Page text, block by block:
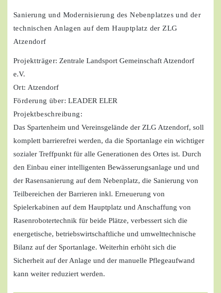
Sanierung und Modernisierung des Nebenplatzes und der
technischen Anlagen auf dem Hauptplatz der ZLG
Atzendorf
Projektträger: Zentrale Landsport Gemeinschaft Atzendorf
e.V.
Ort: Atzendorf
Förderung über: LEADER ELER
Projektbeschreibung:
Das Spartenheim und Vereinsgelände der ZLG Atzendorf, soll
komplett barrierefrei werden, da die Sportanlage ein wichtiger
sozialer Treffpunkt für alle Generationen des Ortes ist. Durch
den Einbau einer intelligenten Bewässerungsanlage und und
der Rasensanierung auf dem Nebenplatz, die Sanierung von
Teilbereichen der Barrieren inkl. Erneuerung von
Spielerkabinen auf dem Hauptplatz und Anschaffung von
Rasenrobotertechnik für beide Plätze, verbessert sich die
energetische, betriebswirtschaftliche und umwelttechnische
Bilanz auf der Sportanlage. Weiterhin erhöht sich die
Sicherheit auf der Anlage und der manuelle Pflegeaufwand
kann weiter reduziert werden.